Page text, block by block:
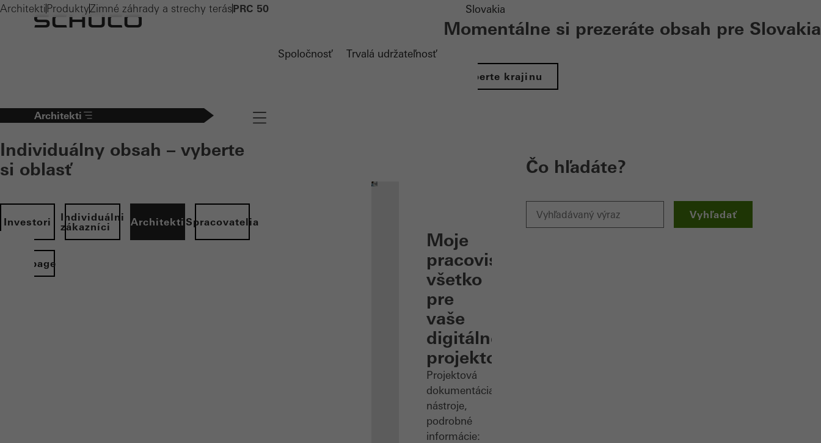
Spoločnosť Trvalá udržateľnosť
Slovakia
Momentálne si prezeráte obsah pre Slovakia
Vyberte krajinu
Architekti
Individuálny obsah – vyberte
si oblasť
Investori
Individuálni
zákazníci
Architekti Spracovatelia
Navigation öffnen
Moje
pracovisko:
všetko
pre
vaše
digitálne
projektovanie
Projektová
dokumentácia,
nástroje,
podrobné
informácie:
Čo hľadáte?
Vyhľadať
Architekti ProduktyZimné záhrady a strechy terásPRC 50